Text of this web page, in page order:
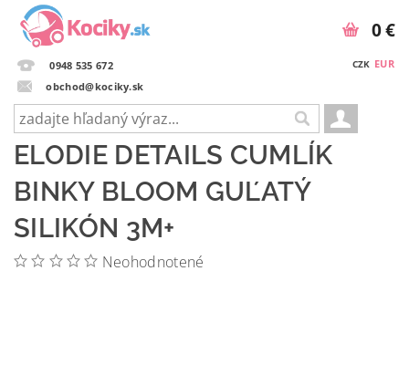
0948 535 672
obchod@kociky.sk
CZK EUR
0 €
ELODIE DETAILS CUMLÍK
BINKY BLOOM GUĽATÝ
SILIKÓN 3M+
Neohodnotené